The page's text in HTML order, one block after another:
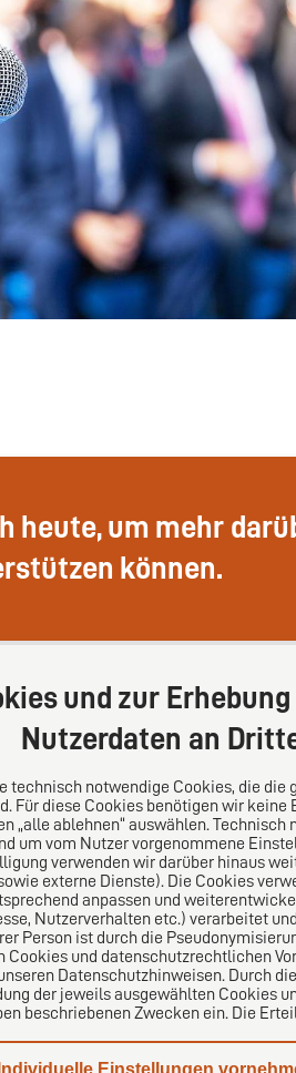
heute, um mehr
können.
Für den
Folgen Sie
und zur
Nutzerdaten an
technisch notwendige Cookies, die die
Für diese Cookies benötigen wir keine
„alle ablehnen“ auswählen.
um vom Nutzer vorgenommene
verwenden wir darüber hinaus
externe Dienste). Die Cookies
anpassen und
Nutzerverhalten etc.) verarbeitet
Person ist durch die
Cookies und datenschutzrechtlichen
Datenschutzhinweisen. Durch
der jeweils ausgewählten Cookies
beschriebenen Zwecken ein. Die